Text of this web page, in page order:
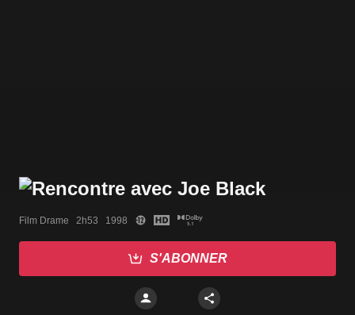
Film Drame   2h53   1998
S'ABONNER